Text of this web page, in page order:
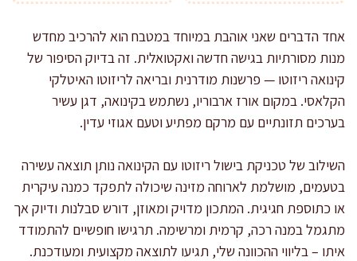
אחד הדברים שאני אוהבת במיוחד במטבח הוא להרכיב מחדש
מנות מסורתיות בגישה חדשה ואקטואלית. זה בדיוק הסיפור של
קינואה ריזוטו — פרשנות מודרנית ובריאה לריזוטו האיטלקי
הקלאסי. במקום אורז ארבוריו, נשתמש בקינואה, דגן עשיר
בערכים תזונתיים עם מרקם מפתיע וטעם אגוזי עדין.
השילוב של טכניקת בישול ריזוטו עם הקינואה נותן תוצאה עשירה
בטעמים, מושלמת לארוחה מזינה שיכולה לתפקד כמנה עיקרית
או כתוספת חגיגית. המתכון מדויק ומאוזן, דורש סבלנות ודיוק אך
מתגמל במנה רכה, קרמית ומרשימה. תרגישו חופשיים להתמודד
איתו – בליווי ההכוונה שלי, תגיעו לתוצאה מקצועית ומעודכנת.